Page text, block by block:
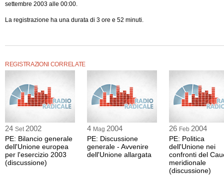
settembre 2003 alle 00:00.
La registrazione ha una durata di 3 ore e 52 minuti.
REGISTRAZIONI CORRELATE
24 Set 2002
PE: Bilancio generale
dell'Unione europea
per l'esercizio 2003
(discussione)
4 Mag 2004
PE: Discussione
generale - Avvenire
dell'Unione allargata
26 Feb 2004
PE: Politica
dell'Unione nei
confronti del
meridionale
(discussione)